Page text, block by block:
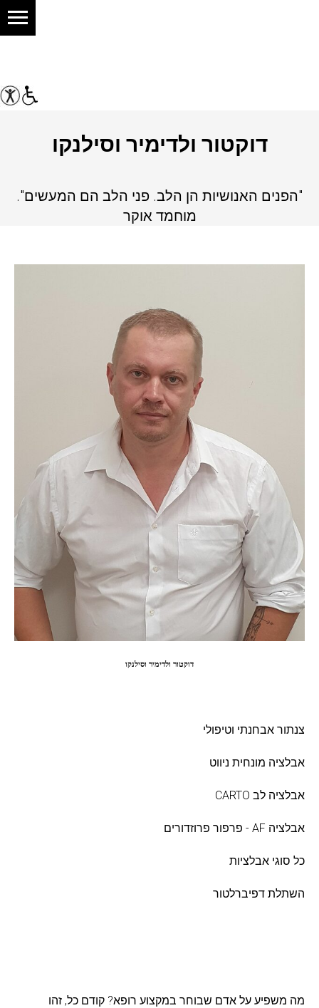
דוקטור ולדימיר וסילנקו
"הפנים האנושיות הן הלב. פני הלב הם המעשים".
מוחמד אוקר
דוקטור ולדימיר וסילנקו
צנתור אבחנתי וטיפולי
אבלציה מונחית ניווט
אבלציה לב CARTO
אבלציה AF - פרפור פרוזדורים
כל סוגי אבלציות
השתלת דפיברלטור
מה משפיע על אדם שבוחר במקצוע רופא? קודם כל, זהו